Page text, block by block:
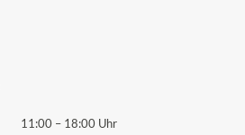
11:00 – 18:00 Uhr